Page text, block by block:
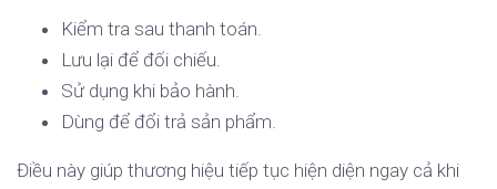
Kiểm tra sau thanh toán.
Lưu lại để đối chiếu.
Sử dụng khi bảo hành.
Dùng để đổi trả sản phẩm.
Điều này giúp thương hiệu tiếp tục hiện diện ngay cả khi